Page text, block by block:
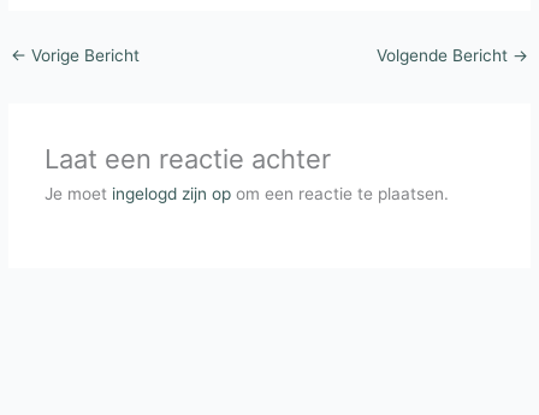
← Vorige Bericht Volgende Bericht →
Laat een reactie achter
Je moet ingelogd zijn opom een reactie te plaatsen.